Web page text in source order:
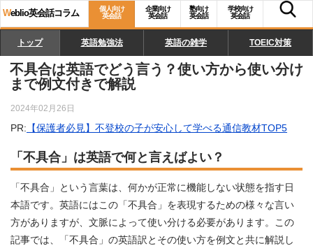
Weblio英会話コラム
個人向け
英会話
企業向け
英会話
塾向け
英会話
学校向け
英会話
トップ 英語勉強法 英語の雑学 TOEIC対策
不具合は英語でどう言う？使い方から使い分け
まで例文付きで解説
2024年02月26日
PR: 【保護者必見】不登校の子が安心して学べる通信教材TOP5
「不具合」は英語で何と言えばよい？
「不具合」という言葉は、何かが正常に機能しない状態を指す日
本語です。英語にはこの「不具合」を表現するための様々な言い
方がありますが、文脈によって使い分ける必要があります。この
記事では、「不具合」の英語訳とその使い方を例文と共に解説し